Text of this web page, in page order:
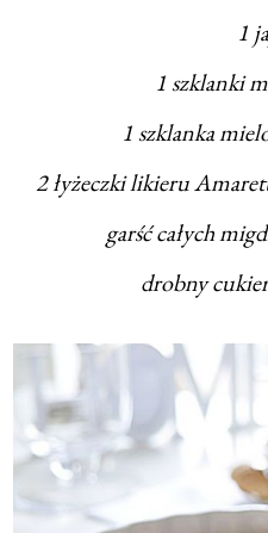
1
1 szklanki
1 szklanka
2 łyżeczki likieru
garść całych
drobny